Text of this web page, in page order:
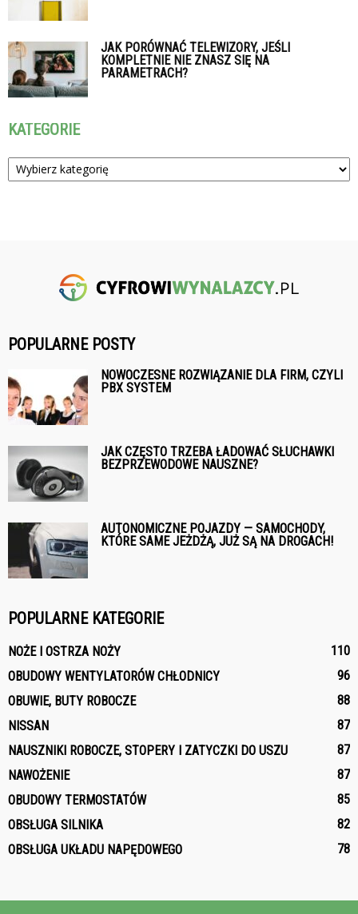
JAK PORÓWNAĆ TELEWIZORY, JEŚLI
KOMPLETNIE NIE ZNASZ SIĘ NA
PARAMETRACH?
KATEGORIE
Kategorie
POPULARNE POSTY
NOWOCZESNE ROZWIĄZANIE DLA FIRM, CZYLI
PBX SYSTEM
JAK CZĘSTO TRZEBA ŁADOWAĆ SŁUCHAWKI
BEZPRZEWODOWE NAUSZNE?
AUTONOMICZNE POJAZDY — SAMOCHODY,
KTÓRE SAME JEŻDŻĄ, JUŻ SĄ NA DROGACH!
POPULARNE KATEGORIE
NOŻE I OSTRZA NOŻY
110
OBUDOWY WENTYLATORÓW CHŁODNICY
96
OBUWIE, BUTY ROBOCZE
88
NISSAN
87
NAUSZNIKI ROBOCZE, STOPERY I ZATYCZKI DO USZU
87
NAWOŻENIE
87
OBUDOWY TERMOSTATÓW
85
OBSŁUGA SILNIKA
82
OBSŁUGA UKŁADU NAPĘDOWEGO
78